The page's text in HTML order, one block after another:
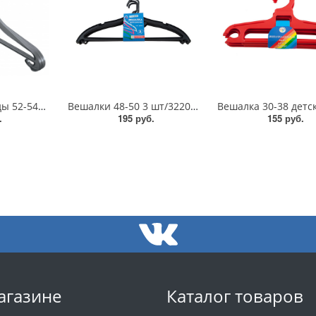
Вешалка д/одежды 52-54/Облегч/093/БП
Вешалки 48-50 3 шт/32200/35900/32300/31800,32300/ПБ
195 руб.
155 руб.
Каталог товаров